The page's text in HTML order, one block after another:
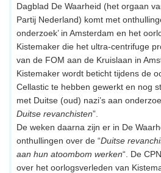
Dagblad De Waarheid (het orgaan
Partij Nederland) komt met
onderzoek’ in Amsterdam en het
Kistemaker die het ultra-centrifuge
van de FOM aan de Kruislaan in
Kistemaker wordt beticht tijdens de
Cellastic te hebben gewerkt en nog
met Duitse (oud) nazi’s aan
Duitse revanchisten”.
De weken daarna zijn er in De
onthullingen over de “Duitse
aan hun atoombom werken“. De
over het oorlogsverleden van